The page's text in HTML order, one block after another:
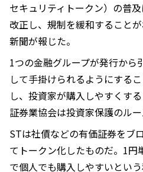
セキュリティトークン）の普
改正し、規制を緩和すること
新聞が報じた。
1つの金融グループが発行から
して手掛けられるようにする
し、投資家が購入しやすくす
証券業協会は投資家保護のルー
STは社債などの有価証券をブ
てトークン化したものだ。1円
で個人でも購入しやすいとい